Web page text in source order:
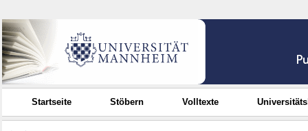
Startseite Stöbern Volltexte